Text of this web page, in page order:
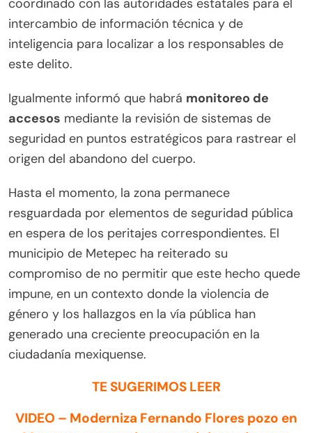
coordinado con las autoridades estatales para el
intercambio de información técnica y de
inteligencia para localizar a los responsables de
este delito.
Igualmente informó que habrá monitoreo de
accesos mediante la revisión de sistemas de
seguridad en puntos estratégicos para rastrear el
origen del abandono del cuerpo.
Hasta el momento, la zona permanece
resguardada por elementos de seguridad pública
en espera de los peritajes correspondientes. El
municipio de Metepec ha reiterado su
compromiso de no permitir que este hecho quede
impune, en un contexto donde la violencia de
género y los hallazgos en la vía pública han
generado una creciente preocupación en la
ciudadanía mexiquense.
TE SUGERIMOS LEER
VIDEO – Moderniza Fernando Flores pozo en